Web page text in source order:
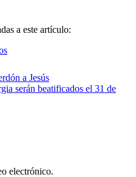
a este artículo:
a Jesús
serán beatificados el 31 de
electrónico.